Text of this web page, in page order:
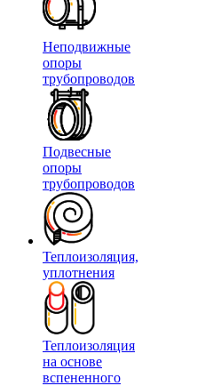
Неподвижные
опоры
трубопроводов
Подвесные
опоры
трубопроводов
Теплоизоляция,
уплотнения
Теплоизоляция
на основе
вспененного